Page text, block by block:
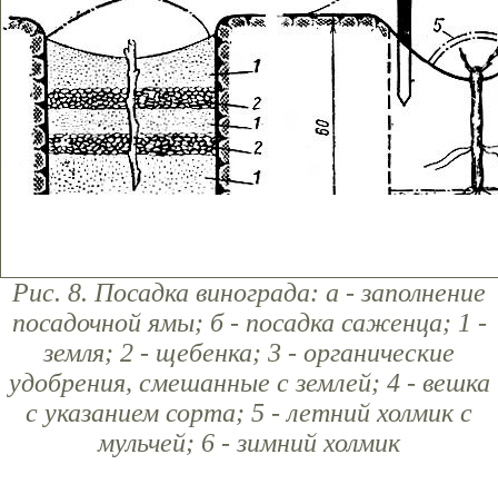
Рис. 8. Посадка винограда: а - заполнение
посадочной ямы; б - посадка саженца; 1 -
земля; 2 - щебенка; 3 - органические
удобрения, смешанные с землей; 4 - вешка
с указанием сорта; 5 - летний холмик с
мульчей; 6 - зимний холмик